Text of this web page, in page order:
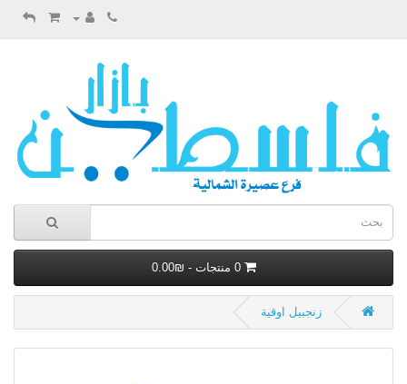
0 منتجات - ₪0.00
زنجبيل اوقية